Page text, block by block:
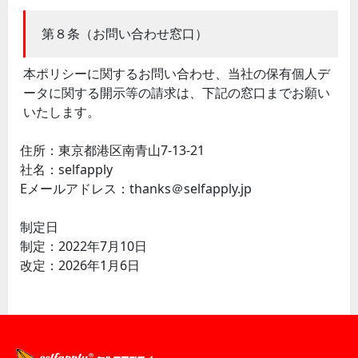
第８条（お問い合わせ窓口）
本ポリシーに関するお問い合わせ、当社の保有個人デ
ータに関する開示等の請求は、下記の窓口までお願い
いたします。
住所：東京都港区南青山7-13-21
社名：selfapply
Eメールアドレス：thanks＠selfapply.jp
制定日
制定：2022年7月10日
改定：2026年1月6日